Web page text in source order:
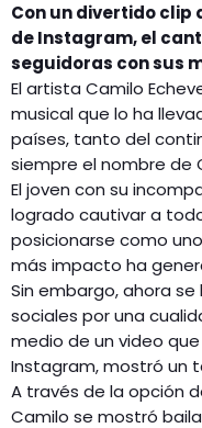
Con un divertido clip
de Instagram, el
seguidoras con sus
El artista Camilo
musical que lo ha
países, tanto del
siempre el nombre de
El joven con su
logrado cautivar a
posicionarse como
más impacto ha
Sin embargo, ahora
sociales por una
medio de un video
Instagram, mostró un
A través de la opción
Camilo se mostró